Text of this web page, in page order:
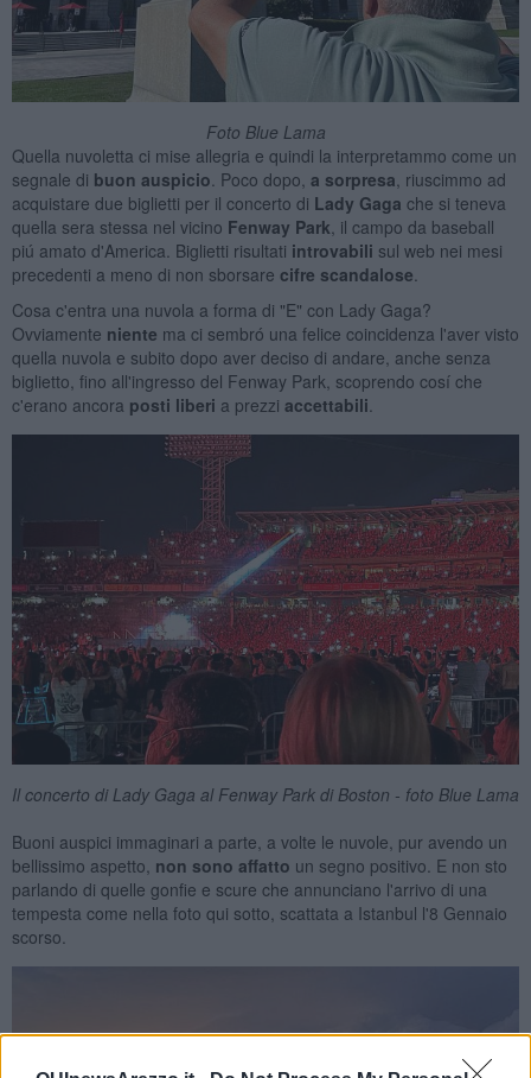
Foto Blue Lama
Quella nuvoletta ci mise allegria e quindi la interpretammo come un
segnale di buon auspicio . Poco dopo, a sorpresa , riuscimmo ad
acquistare due biglietti per il concerto di Lady Gaga che si teneva
quella sera stessa nel vicino Fenway Park , il campo da baseball
piú amato d'America. Biglietti risultati introvabili sul web nei mesi
precedenti a meno di non sborsare cifre scandalose
Cosa c'entra una nuvola a forma di "E" con Lady Gaga?
Ovviamente niente ma ci sembró una felice coincidenza l'aver visto
quella nuvola e subito dopo aver deciso di andare, anche senza
biglietto, fino all'ingresso del Fenway Park, scoprendo cosí che
c'erano ancora posti liberi a prezzi accettabili
Il concerto di Lady Gaga al Fenway Park di Boston - foto Blue Lama
Buoni auspici immaginari a parte, a volte le nuvole, pur avendo un
bellissimo aspetto, non sono affatto un segno positivo. E non sto
parlando di quelle gonfie e scure che annunciano l'arrivo di una
tempesta come nella foto qui sotto, scattata a Istanbul l'8 Gennaio
scorso.